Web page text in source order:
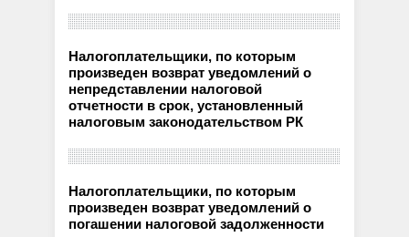
Налогоплательщики, по которым
произведен возврат уведомлений о
непредставлении налоговой
отчетности в срок, установленный
налоговым законодательством РК
Налогоплательщики, по которым
произведен возврат уведомлений о
погашении налоговой задолженности